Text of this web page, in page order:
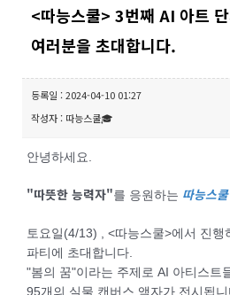
<따능스쿨> 3번째 AI 아트
여러분을 초대합니다.
등록일 : 2024-04-10 01:27
작성자 : 따능스쿨🎓
안녕하세요.
"따뜻한 능력자"를 응원하는 따능스쿨
토요일(4/13) , <따능스쿨>에서 진행
파티에 초대합니다.
"봄의 꿈"이라는 주제로 AI 아티스트
95개의 실물 캔버스 액자가 전시됩니